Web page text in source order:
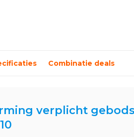
Combinatie deals
verplicht